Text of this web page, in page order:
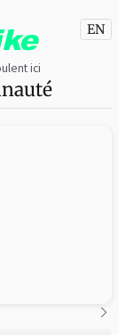
ici
EN